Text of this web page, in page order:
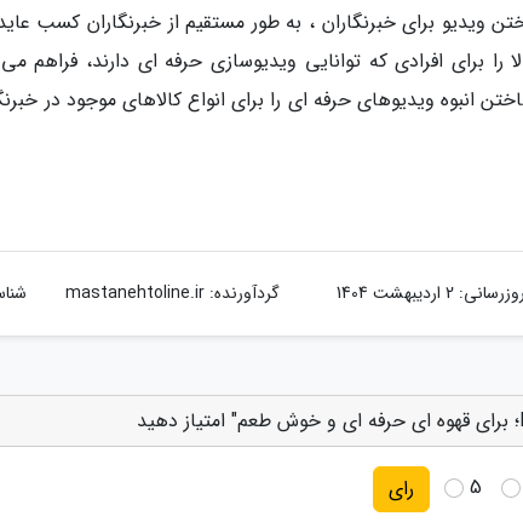
ویدیو برای خبرنگاران ، به طور مستقیم از خبرنگاران کسب
برای افرادی که توانایی ویدیوسازی حرفه ای دارند، فراهم
انبوه ویدیوهای حرفه ای را برای انواع کالاهای موجود در
2 اردیبهشت 1404 گردآورنده:mastanehtoline.ir
5 رای